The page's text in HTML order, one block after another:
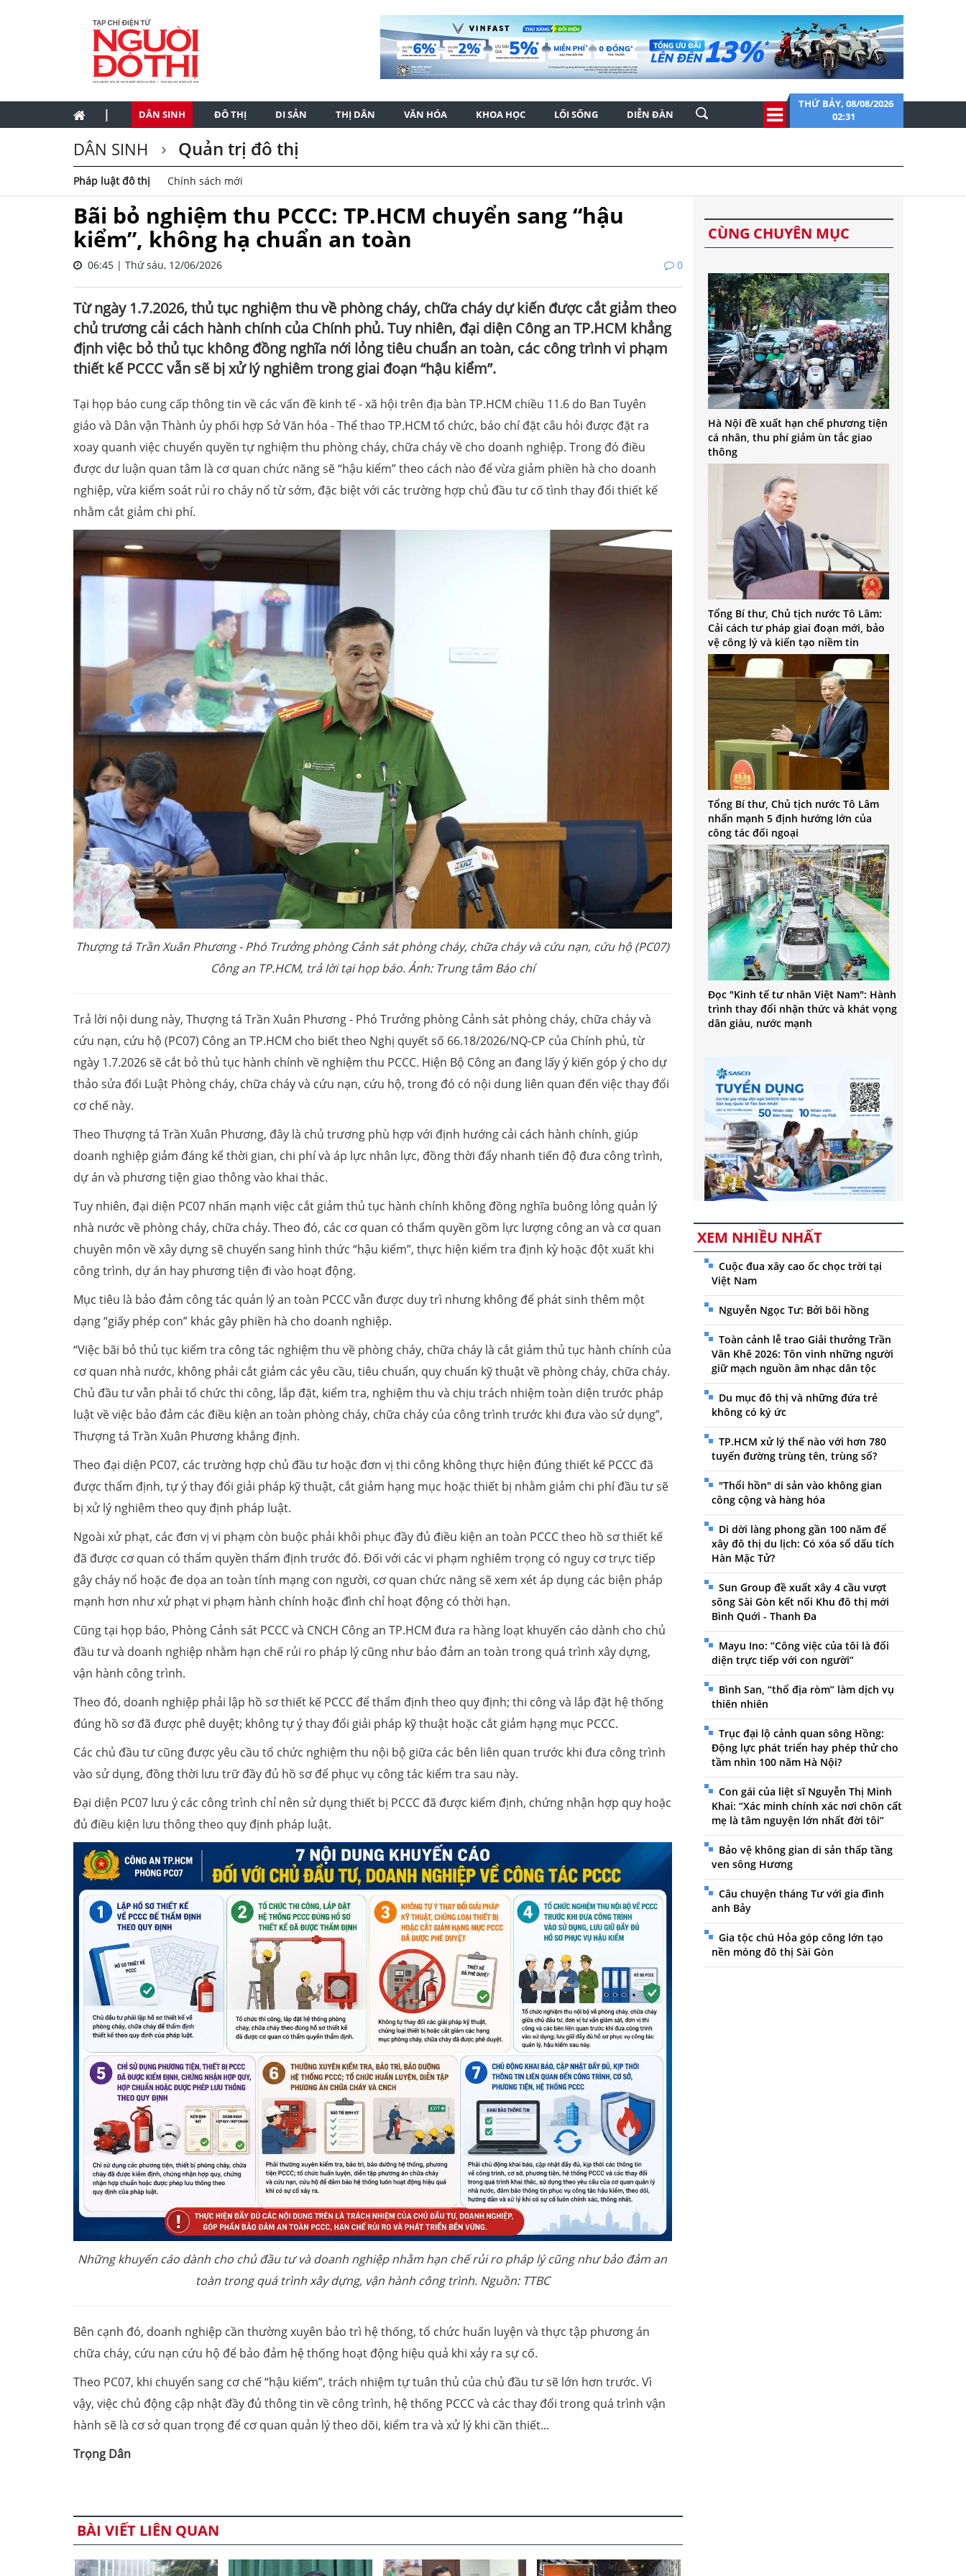
| DÂN SINH ĐÔ THỊ DI SẢN THỊ DÂN VĂN HÓA KHOA HỌC LỐI SỐNG DIỄN ĐÀN
THỨ BẢY, 08/08/2026
02:31
DÂN SINH Quản trị đô thị
Pháp luật đô thị Chính sách mới
Bãi bỏ nghiệm thu PCCC: TP.HCM chuyển sang “hậu
kiểm”, không hạ chuẩn an toàn
06:45 | Thứ sáu, 12/06/2026 0
Từ ngày 1.7.2026, thủ tục nghiệm thu về phòng cháy, chữa cháy dự kiến được cắt giảm theo
chủ trương cải cách hành chính của Chính phủ. Tuy nhiên, đại diện Công an TP.HCM khẳng
định việc bỏ thủ tục không đồng nghĩa nới lỏng tiêu chuẩn an toàn, các công trình vi phạm
thiết kế PCCC vẫn sẽ bị xử lý nghiêm trong giai đoạn “hậu kiểm”.
Tại họp báo cung cấp thông tin về các vấn đề kinh tế - xã hội trên địa bàn TP.HCM chiều 11.6 do Ban Tuyên
giáo và Dân vận Thành ủy phối hợp Sở Văn hóa - Thể thao TP.HCM tổ chức, báo chí đặt câu hỏi được đặt ra
xoay quanh việc chuyển quyền tự nghiệm thu phòng cháy, chữa cháy về cho doanh nghiệp. Trong đó điều
được dư luận quan tâm là cơ quan chức năng sẽ “hậu kiểm” theo cách nào để vừa giảm phiền hà cho doanh
nghiệp, vừa kiểm soát rủi ro cháy nổ từ sớm, đặc biệt với các trường hợp chủ đầu tư cố tình thay đổi thiết kế
nhằm cắt giảm chi phí.
Thượng tá Trần Xuân Phương - Phó Trưởng phòng Cảnh sát phòng cháy, chữa cháy và cứu nạn, cứu hộ (PC07)
Công an TP.HCM, trả lời tại họp báo. Ảnh: Trung tâm Báo chí
Trả lời nội dung này, Thượng tá Trần Xuân Phương - Phó Trưởng phòng Cảnh sát phòng cháy, chữa cháy và
cứu nạn, cứu hộ (PC07) Công an TP.HCM cho biết theo Nghị quyết số 66.18/2026/NQ-CP của Chính phủ, từ
ngày 1.7.2026 sẽ cắt bỏ thủ tục hành chính về nghiệm thu PCCC. Hiện Bộ Công an đang lấy ý kiến góp ý cho dự
thảo sửa đổi Luật Phòng cháy, chữa cháy và cứu nạn, cứu hộ, trong đó có nội dung liên quan đến việc thay đổi
cơ chế này.
Theo Thượng tá Trần Xuân Phương, đây là chủ trương phù hợp với định hướng cải cách hành chính, giúp
doanh nghiệp giảm đáng kể thời gian, chi phí và áp lực nhân lực, đồng thời đẩy nhanh tiến độ đưa công trình,
dự án và phương tiện giao thông vào khai thác.
Tuy nhiên, đại diện PC07 nhấn mạnh việc cắt giảm thủ tục hành chính không đồng nghĩa buông lỏng quản lý
nhà nước về phòng cháy, chữa cháy. Theo đó, các cơ quan có thẩm quyền gồm lực lượng công an và cơ quan
chuyên môn về xây dựng sẽ chuyển sang hình thức “hậu kiểm”, thực hiện kiểm tra định kỳ hoặc đột xuất khi
công trình, dự án hay phương tiện đi vào hoạt động.
Mục tiêu là bảo đảm công tác quản lý an toàn PCCC vẫn được duy trì nhưng không để phát sinh thêm một
dạng “giấy phép con” khác gây phiền hà cho doanh nghiệp.
“Việc bãi bỏ thủ tục kiểm tra công tác nghiệm thu về phòng cháy, chữa cháy là cắt giảm thủ tục hành chính của
cơ quan nhà nước, không phải cắt giảm các yêu cầu, tiêu chuẩn, quy chuẩn kỹ thuật về phòng cháy, chữa cháy.
Chủ đầu tư vẫn phải tổ chức thi công, lắp đặt, kiểm tra, nghiệm thu và chịu trách nhiệm toàn diện trước pháp
luật về việc bảo đảm các điều kiện an toàn phòng cháy, chữa cháy của công trình trước khi đưa vào sử dụng”,
Thượng tá Trần Xuân Phương khẳng định.
Theo đại diện PC07, các trường hợp chủ đầu tư hoặc đơn vị thi công không thực hiện đúng thiết kế PCCC đã
được thẩm định, tự ý thay đổi giải pháp kỹ thuật, cắt giảm hạng mục hoặc thiết bị nhằm giảm chi phí đầu tư sẽ
bị xử lý nghiêm theo quy định pháp luật.
Ngoài xử phạt, các đơn vị vi phạm còn buộc phải khôi phục đầy đủ điều kiện an toàn PCCC theo hồ sơ thiết kế
đã được cơ quan có thẩm quyền thẩm định trước đó. Đối với các vi phạm nghiêm trọng có nguy cơ trực tiếp
gây cháy nổ hoặc đe dọa an toàn tính mạng con người, cơ quan chức năng sẽ xem xét áp dụng các biện pháp
mạnh hơn như xử phạt vi phạm hành chính hoặc đình chỉ hoạt động có thời hạn.
Cũng tại họp báo, Phòng Cảnh sát PCCC và CNCH Công an TP.HCM đưa ra hàng loạt khuyến cáo dành cho chủ
đầu tư và doanh nghiệp nhằm hạn chế rủi ro pháp lý cũng như bảo đảm an toàn trong quá trình xây dựng,
vận hành công trình.
Theo đó, doanh nghiệp phải lập hồ sơ thiết kế PCCC để thẩm định theo quy định; thi công và lắp đặt hệ thống
đúng hồ sơ đã được phê duyệt; không tự ý thay đổi giải pháp kỹ thuật hoặc cắt giảm hạng mục PCCC.
Các chủ đầu tư cũng được yêu cầu tổ chức nghiệm thu nội bộ giữa các bên liên quan trước khi đưa công trình
vào sử dụng, đồng thời lưu trữ đầy đủ hồ sơ để phục vụ công tác kiểm tra sau này.
Đại diện PC07 lưu ý các công trình chỉ nên sử dụng thiết bị PCCC đã được kiểm định, chứng nhận hợp quy hoặc
đủ điều kiện lưu thông theo quy định pháp luật.
Những khuyến cáo dành cho chủ đầu tư và doanh nghiệp nhằm hạn chế rủi ro pháp lý cũng như bảo đảm an
toàn trong quá trình xây dựng, vận hành công trình. Nguồn: TTBC
Bên cạnh đó, doanh nghiệp cần thường xuyên bảo trì hệ thống, tổ chức huấn luyện và thực tập phương án
chữa cháy, cứu nạn cứu hộ để bảo đảm hệ thống hoạt động hiệu quả khi xảy ra sự cố.
Theo PC07, khi chuyển sang cơ chế “hậu kiểm”, trách nhiệm tự tuân thủ của chủ đầu tư sẽ lớn hơn trước. Vì
vậy, việc chủ động cập nhật đầy đủ thông tin về công trình, hệ thống PCCC và các thay đổi trong quá trình vận
hành sẽ là cơ sở quan trọng để cơ quan quản lý theo dõi, kiểm tra và xử lý khi cần thiết...
Trọng Dân
BÀI VIẾT LIÊN QUAN
CÙNG CHUYÊN MỤC
Hà Nội đề xuất hạn chế phương tiện
cá nhân, thu phí giảm ùn tắc giao
thông
Tổng Bí thư, Chủ tịch nước Tô Lâm:
Cải cách tư pháp giai đoạn mới, bảo
vệ công lý và kiến tạo niềm tin
Tổng Bí thư, Chủ tịch nước Tô Lâm
nhấn mạnh 5 định hướng lớn của
công tác đối ngoại
Đọc "Kinh tế tư nhân Việt Nam": Hành
trình thay đổi nhận thức và khát vọng
dân giàu, nước mạnh
XEM NHIỀU NHẤT
Cuộc đua xây cao ốc chọc trời tại
Việt Nam
Nguyễn Ngọc Tư: Bởi bôi hồng
Toàn cảnh lễ trao Giải thưởng Trần
Văn Khê 2026: Tôn vinh những người
giữ mạch nguồn âm nhạc dân tộc
Du mục đô thị và những đứa trẻ
không có ký ức
TP.HCM xử lý thế nào với hơn 780
tuyến đường trùng tên, trùng số?
"Thổi hồn" di sản vào không gian
công cộng và hàng hóa
Di dời làng phong gần 100 năm để
xây đô thị du lịch: Có xóa sổ dấu tích
Hàn Mặc Tử?
Sun Group đề xuất xây 4 cầu vượt
sông Sài Gòn kết nối Khu đô thị mới
Bình Quới - Thanh Đa
Mayu Ino: “Công việc của tôi là đối
diện trực tiếp với con người”
Bình San, “thổ địa ròm” làm dịch vụ
thiên nhiên
Trục đại lộ cảnh quan sông Hồng:
Động lực phát triển hay phép thử cho
tầm nhìn 100 năm Hà Nội?
Con gái của liệt sĩ Nguyễn Thị Minh
Khai: “Xác minh chính xác nơi chôn cất
mẹ là tâm nguyện lớn nhất đời tôi”
Bảo vệ không gian di sản thấp tầng
ven sông Hương
Câu chuyện tháng Tư với gia đình
anh Bảy
Gia tộc chú Hỏa góp công lớn tạo
nền móng đô thị Sài Gòn